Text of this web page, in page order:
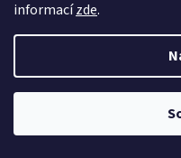
informacízde.
Prodlužovačka Solight